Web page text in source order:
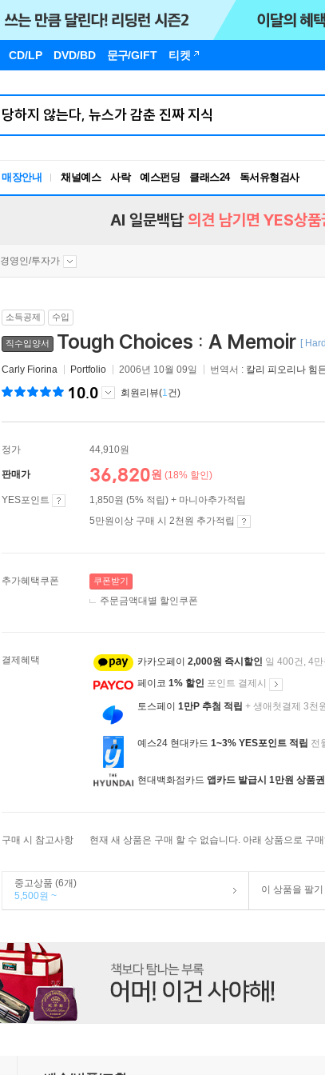
CD/LP DVD/BD 문구/GIFT 티켓
매장안내 채널예스 사락 예스펀딩 클래스24
독서유형검사
AI 일문백답 의견 남기면 YES상품
경영인/투자가
소득공제 수입
직수입양서 Tough Choices : A Memoir [
Carly Fiorina Portfolio 2006년 10월 09일 번역서 : 칼리 피오리나 힘
10.0 회원리뷰(1건)
정가 44,910원
판매가 36,820원 (18% 할인)
YES포인트
1,850원 (5% 적립) + 마니아추가적립
5만원이상 구매 시 2천원 추가적립
추가혜택쿠폰 쿠폰받기
주문금액대별 할인쿠폰
결제혜택 카카오페이 2,000원 즉시할인 일 400건, 4
페이코 1% 할인 포인트 결제시
토스페이 1만P 추첨 적립 + 생애첫결제 3천
예스24 현대카드 1~3% YES포인트 적립 전
현대백화점카드 앱카드 발급시 1만원 상품권
구매 시 참고사항 현재 새 상품은 구매 할 수 없습니다. 아래 상품으로 구
중고상품 (6개)
5,500원 ~
이 상품을 팔기